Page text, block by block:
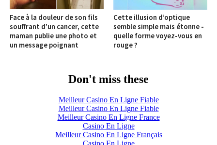
Face à la douleur de son fils
souffrant d’un cancer, cette
maman publie une photo et
un message poignant
Cette illusion d’optique
semble simple mais étonne -
quelle forme voyez-vous en
rouge ?
Don't miss these
Meilleur Casino En Ligne Fiable
Meilleur Casino En Ligne Fiable
Meilleur Casino En Ligne France
Casino En Ligne
Meilleur Casino En Ligne Français
Casino En Ligne